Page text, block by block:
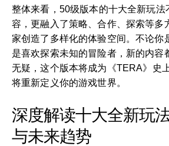
整体来看，50级版本的十大全新玩法
容，更融入了策略、合作、探索等多
家创造了多样化的体验空间。不论你
是喜欢探索未知的冒险者，新的内容
无疑，这个版本将成为《TERA》史
将重新定义你的游戏世界。
深度解读十大全新玩
与未来趋势